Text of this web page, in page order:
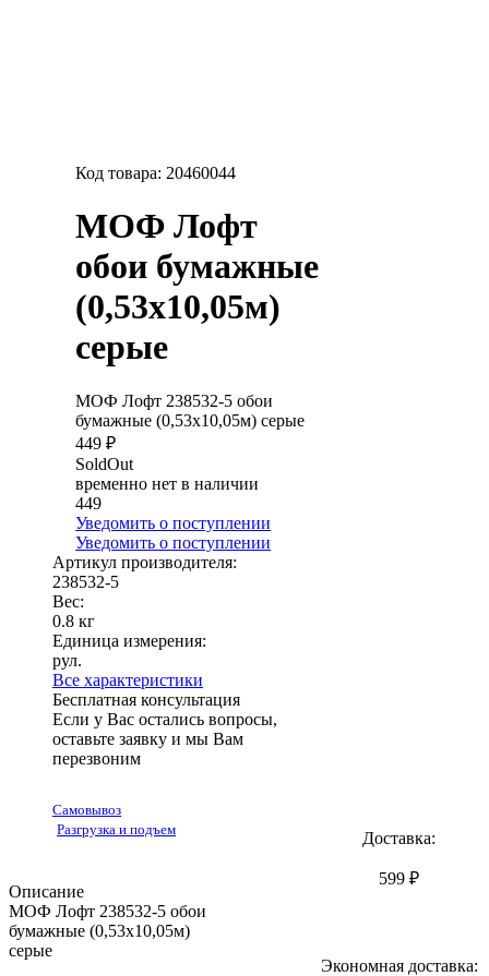
Код товара: 20460044
МОФ Лофт
обои бумажные
(0,53х10,05м)
серые
МОФ Лофт 238532-5 обои
бумажные (0,53х10,05м) серые
449 ₽
SoldOut
временно нет в наличии
449
Уведомить о поступлении
Уведомить о поступлении
Артикул производителя:
238532-5
Вес:
0.8 кг
Единица измерения:
рул.
Все характеристики
Бесплатная консультация
Если у Вас остались вопросы,
оставьте заявку и мы Вам
перезвоним
Доставка:
599 ₽
Экономная доставка:
Самовывоз
Разгрузка и подъем
Описание
МОФ Лофт 238532-5 обои
бумажные (0,53х10,05м)
серые